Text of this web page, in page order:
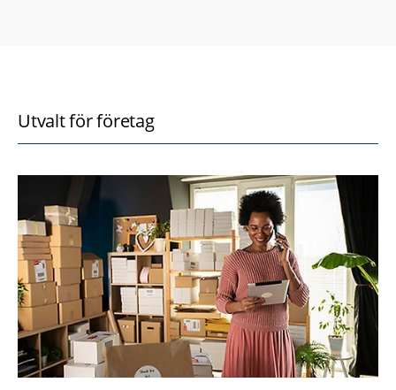
Utvalt för företag